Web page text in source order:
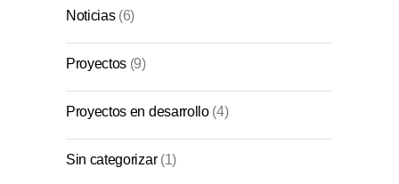
Noticias(6)
Proyectos (9)
Proyectos en desarrollo(4)
Sin categorizar(1)